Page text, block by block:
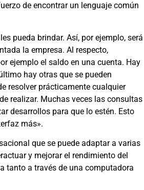
de encontrar un lenguaje común
pueda brindar. Así, por ejemplo, será
la empresa. Al respecto,
ejemplo el saldo en una cuenta. Hay
hay otras que se pueden
resolver prácticamente cualquier
realizar. Muchas veces las consultas
desarrollos para que lo estén. Esto
más».
que se puede adaptar a varias
y mejorar el rendimiento del
tanto a través de una computadora